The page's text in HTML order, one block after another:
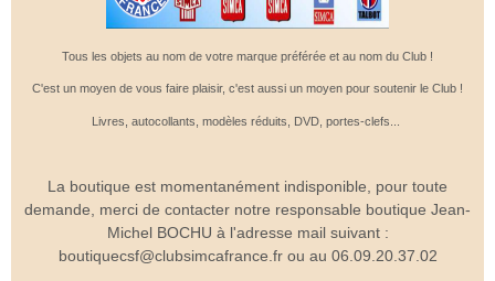
Tous les objets au nom de votre marque préférée et au nom du Club !
C'est un moyen de vous faire plaisir, c'est aussi un moyen pour soutenir le Club !
Livres, autocollants, modèles réduits, DVD, portes-clefs...
La boutique est momentanément indisponible, pour toute
demande, merci de contacter notre responsable boutique Jean-
Michel BOCHU à l'adresse mail suivant :
boutiquecsf@clubsimcafrance.fr ou au 06.09.20.37.02